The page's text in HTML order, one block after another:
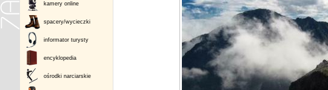
kamery online
spacery/wycieczki
informator turysty
encyklopedia
ośrodki narciarskie